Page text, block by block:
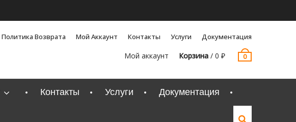
Политика Возврата Мой Аккаунт Контакты Услуги Документация
Мой аккаунт Корзина / 0 ₽ 0
Контакты Услуги Документация